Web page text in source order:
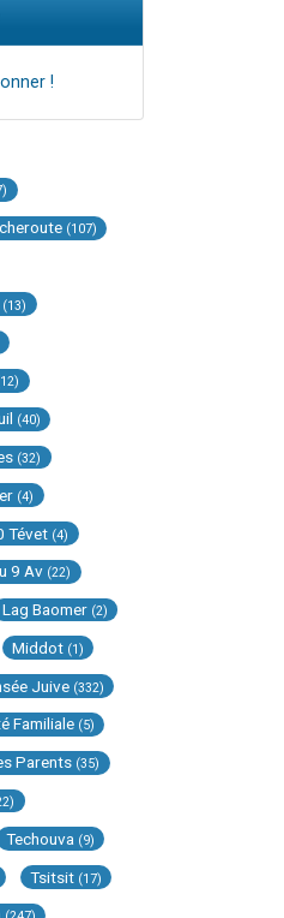
!
(107)
(13)
(40)
(32)
(4)
Tévet (4)
9 Av (22)
Lag Baomer (2)
Middot (1)
Juive (332)
Familiale (5)
Parents (35)
Techouva (9)
Tsitsit (17)